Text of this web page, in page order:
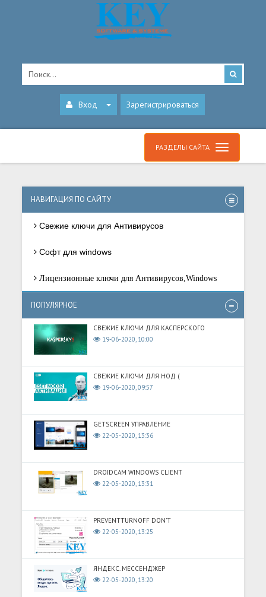
Вход Зарегистрироваться
РАЗДЕЛЫ САЙТА
НАВИГАЦИЯ ПО САЙТУ
Свежие ключи для Антивирусов
Софт для windows
Лицензионные ключи для Антивирусов,Windows
ПОПУЛЯРНОЕ
СВЕЖИЕ КЛЮЧИ ДЛЯ КАСПЕРСКОГО
19-06-2020, 10:00
СВЕЖИЕ КЛЮЧИ ДЛЯ НОД (
19-06-2020, 09:57
GETSCREEN УПРАВЛЕНИЕ
22-05-2020, 13:36
DROIDCAM WINDOWS CLIENT
22-05-2020, 13:31
PREVENTTURNOFF DON'T
22-05-2020, 13:25
ЯНДЕКС. МЕССЕНДЖЕР
22-05-2020, 13:20